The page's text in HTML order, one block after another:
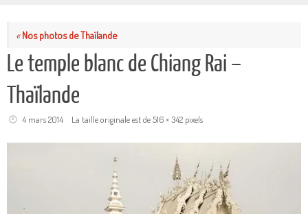
«Nos photos de Thaïlande
Le temple blanc de Chiang Rai –
Thaïlande
4 mars 2014 La taille originale est de516 × 342pixels